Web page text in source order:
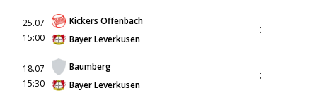
25.07
15:00
Kickers Offenbach
Bayer Leverkusen
:
18.07
15:30
Baumberg
Bayer Leverkusen
: